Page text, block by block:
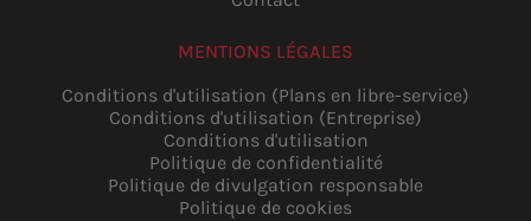
MENTIONS LÉGALES
Conditions d'utilisation (Plans en libre-service)
Conditions d'utilisation (Entreprise)
Conditions d'utilisation
Politique de confidentialité
Politique de divulgation responsable
Politique de cookies